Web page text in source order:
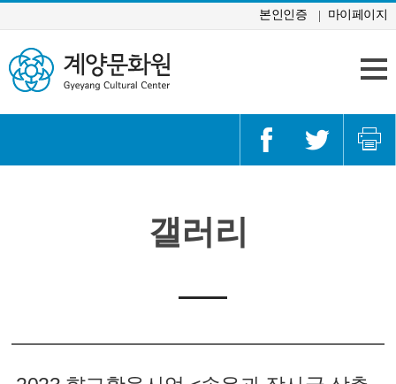
콘텐츠 바로가기 본인인증 마이페이지
갤러리